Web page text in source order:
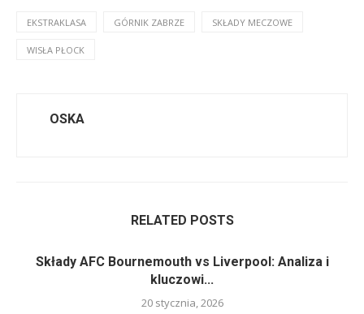
EKSTRAKLASA GÓRNIK ZABRZE SKŁADY MECZOWE
WISŁA PŁOCK
OSKA
RELATED POSTS
Składy AFC Bournemouth vs Liverpool: Analiza i
kluczowi...
20 stycznia, 2026